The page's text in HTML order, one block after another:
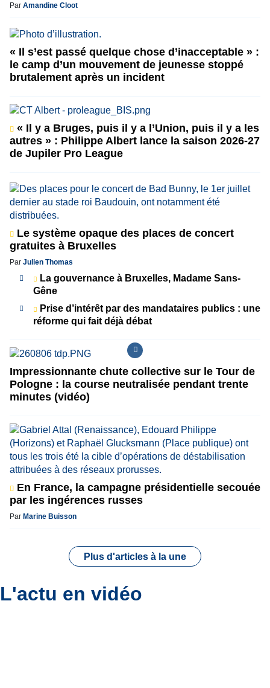
Par Amandine Cloot
« Il s’est passé quelque chose d’inacceptable » :
le camp d’un mouvement de jeunesse stoppé
brutalement après un incident
« Il y a Bruges, puis il y a l’Union, puis il y a les
autres » : Philippe Albert lance la saison 2026-27
de Jupiler Pro League
Le système opaque des places de concert
gratuites à Bruxelles
Par Julien Thomas
La gouvernance à Bruxelles, Madame Sans-
Gêne
Prise d’intérêt par des mandataires publics : une
réforme qui fait déjà débat
Impressionnante chute collective sur le Tour de
Pologne : la course neutralisée pendant trente
minutes (vidéo)
En France, la campagne présidentielle secouée
par les ingérences russes
Par Marine Buisson
Plus d'articles à la une
L'actu en vidéo